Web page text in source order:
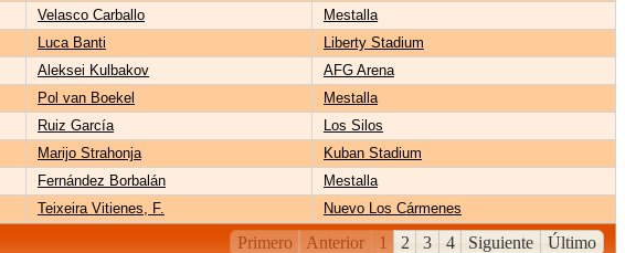
Velasco Carballo Mestalla
Luca Banti Liberty Stadium
Aleksei Kulbakov AFG Arena
Pol van Boekel Mestalla
Ruiz García Los Silos
Marijo Strahonja Kuban Stadium
Fernández Borbalán Mestalla
Teixeira Vitienes, F. Nuevo Los Cármenes
Primero Anterior 1 2 3 4 Siguiente Último